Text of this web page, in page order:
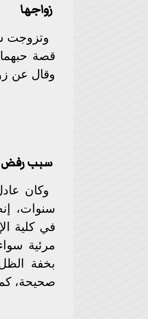
زواجها
قصة حبهما
وقال عن
سبب رفض
وكان
سنوات،
في كلية
مرئية
بخفة
صحيحة،